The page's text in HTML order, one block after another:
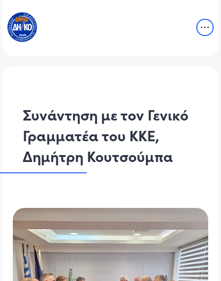
Συνάντηση με τον Γενικό
Γραμματέα του ΚΚΕ,
Δημήτρη Κουτσούμπα